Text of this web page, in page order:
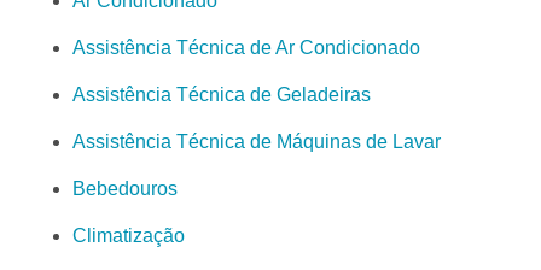
Assistência Técnica de Ar Condicionado
Assistência Técnica de Geladeiras
Assistência Técnica de Máquinas de Lavar
Bebedouros
Climatização